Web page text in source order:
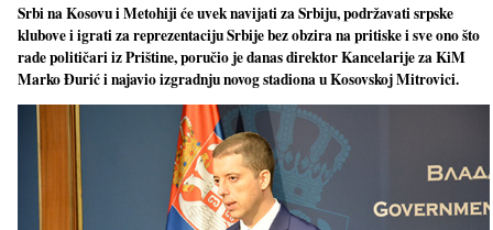
Srbi na Kosovu i Metohiji će uvek navijati za Srbiju, podržavati srpske
klubove i igrati za reprezentaciju Srbije bez obzira na pritiske i sve ono što
rade političari iz Prištine, poručio je danas direktor Kancelarije za KiM
Marko Đurić i najavio izgradnju novog stadiona u Kosovskoj Mitrovici.